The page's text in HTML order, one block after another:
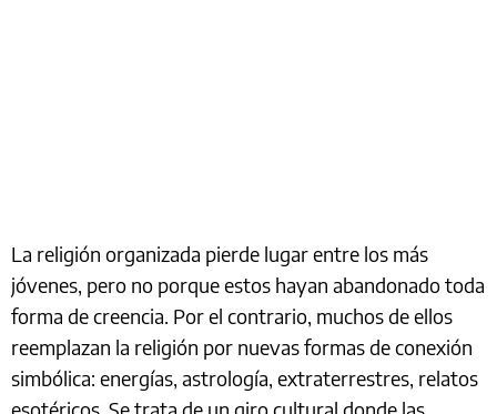
La religión organizada pierde lugar entre los más
jóvenes, pero no porque estos hayan abandonado toda
forma de creencia. Por el contrario, muchos de ellos
reemplazan la religión por nuevas formas de conexión
simbólica: energías, astrología, extraterrestres, relatos